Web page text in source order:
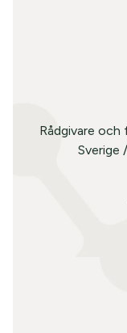
Rådgivare och
Sverige